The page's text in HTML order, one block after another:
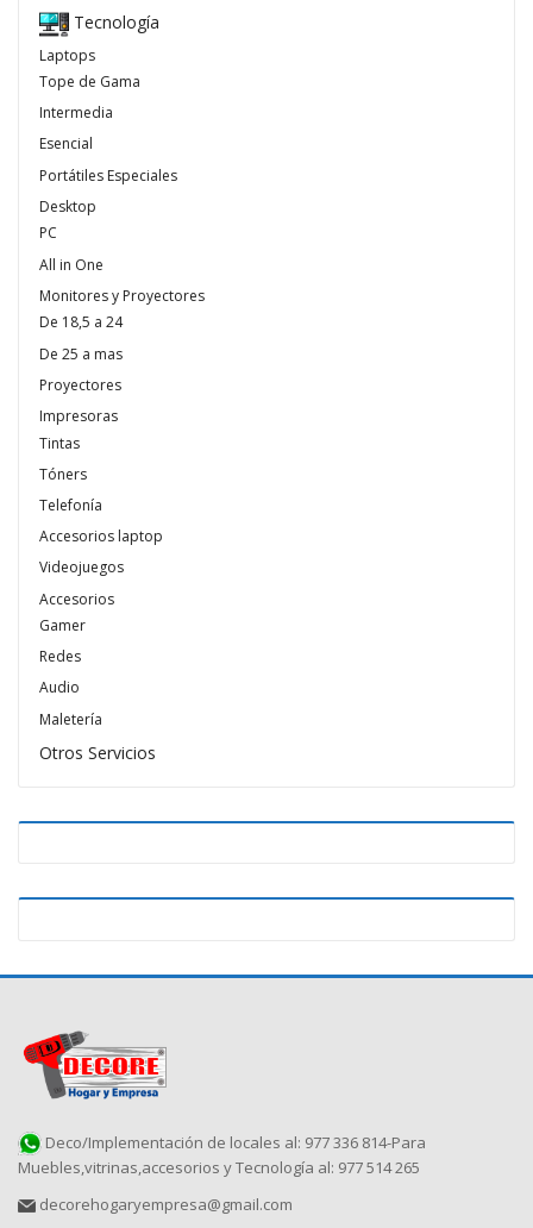
Tecnología
Laptops
Tope de Gama
Intermedia
Esencial
Portátiles Especiales
Desktop
PC
All in One
Monitores y Proyectores
De 18,5 a 24
De 25 a mas
Proyectores
Impresoras
Tintas
Tóners
Telefonía
Accesorios laptop
Videojuegos
Accesorios
Gamer
Redes
Audio
Maletería
Otros Servicios
Deco/Implementación de locales al: 977 336 814-Para
Muebles,vitrinas,accesorios y Tecnología al: 977 514 265
decorehogaryempresa@gmail.com